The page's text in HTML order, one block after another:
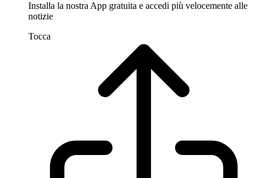
Installa la nostra App gratuita e accedi più velocemente alle
notizie
Tocca